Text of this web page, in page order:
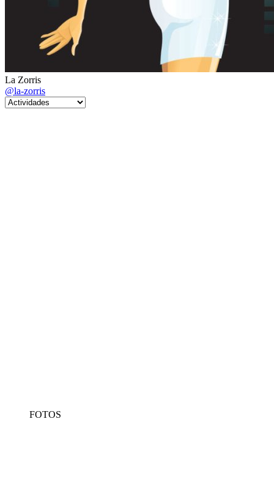
La Zorris
@la-zorris
FOTOS